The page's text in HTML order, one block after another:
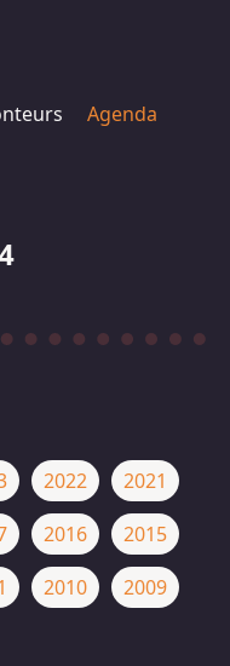
Agenda
2022
2021
2016
2015
2010
2009